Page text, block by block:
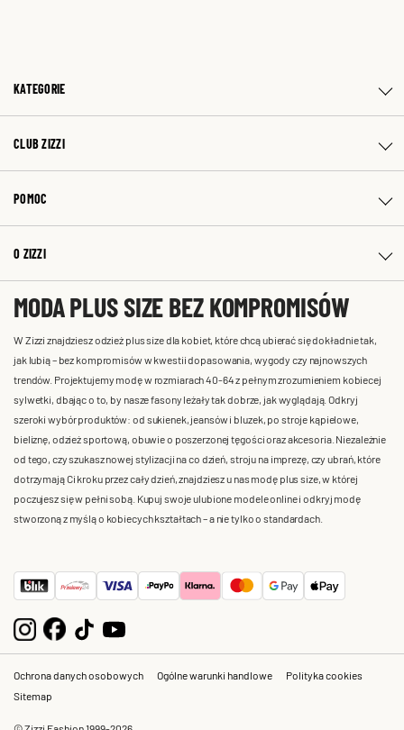
KATEGORIE
CLUB ZIZZI
POMOC
O ZIZZI
MODA PLUS SIZE BEZ KOMPROMISÓW
W Zizzi znajdziesz odzież plus size dla kobiet, które chcą ubierać się dokładnie tak,
jak lubią – bez kompromisów w kwestii dopasowania, wygody czy najnowszych
trendów. Projektujemy modę w rozmiarach 40-64 z pełnym zrozumieniem kobiecej
sylwetki, dbając o to, by nasze fasony leżały tak dobrze, jak wyglądają. Odkryj
szeroki wybór produktów: od sukienek, jeansów i bluzek, po stroje kąpielowe,
bieliznę, odzież sportową, obuwie o poszerzonej tęgości oraz akcesoria. Niezależnie
od tego, czy szukasz nowej stylizacji na co dzień, stroju na imprezę, czy ubrań, które
dotrzymają Ci kroku przez cały dzień, znajdziesz u nas modę plus size, w której
poczujesz się w pełni sobą. Kupuj swoje ulubione modele online i odkryj modę
stworzoną z myślą o kobiecych kształtach – a nie tylko o standardach.
Ochrona danych osobowych Ogólne warunki handlowe
Polityka cookies
Sitemap